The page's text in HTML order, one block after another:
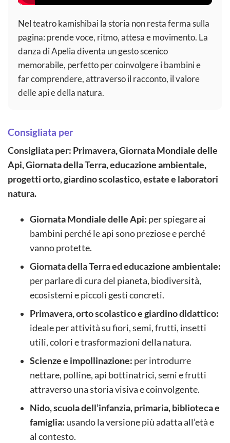
Nel teatro kamishibai la storia non resta ferma sulla
pagina: prende voce, ritmo, attesa e movimento. La
danza di Apelia diventa un gesto scenico
memorabile, perfetto per coinvolgere i bambini e
far comprendere, attraverso il racconto, il valore
delle api e della natura.
Consigliata per
Consigliata per: Primavera, Giornata Mondiale delle
Api, Giornata della Terra, educazione ambientale,
progetti orto, giardino scolastico, estate e laboratori
natura.
Giornata Mondiale delle Api: per spiegare ai
bambini perché le api sono preziose e perché
vanno protette.
Giornata della Terra ed educazione ambientale:
per parlare di cura del pianeta, biodiversità,
ecosistemi e piccoli gesti concreti.
Primavera, orto scolastico e giardino didattico:
ideale per attività su fiori, semi, frutti, insetti
utili, colori e trasformazioni della natura.
Scienze e impollinazione: per introdurre
nettare, polline, api bottinatrici, semi e frutti
attraverso una storia visiva e coinvolgente.
Nido, scuola dell’infanzia, primaria, biblioteca e
famiglia: usando la versione più adatta all’età e
al contesto.